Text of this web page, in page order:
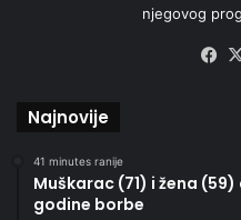
njegovog
Najnovije
41 minutes ranije
Muškarac (71) i žena
godine borbe